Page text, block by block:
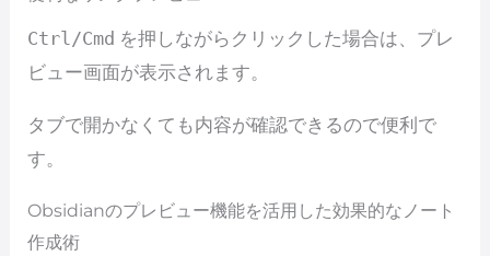
Ctrl/Cmd を押しながらクリックした場合は、プレ
ビュー画面が表示されます。
タブで開かなくても内容が確認できるので便利で
す。
Obsidianのプレビュー機能を活用した効果的なノート
作成術